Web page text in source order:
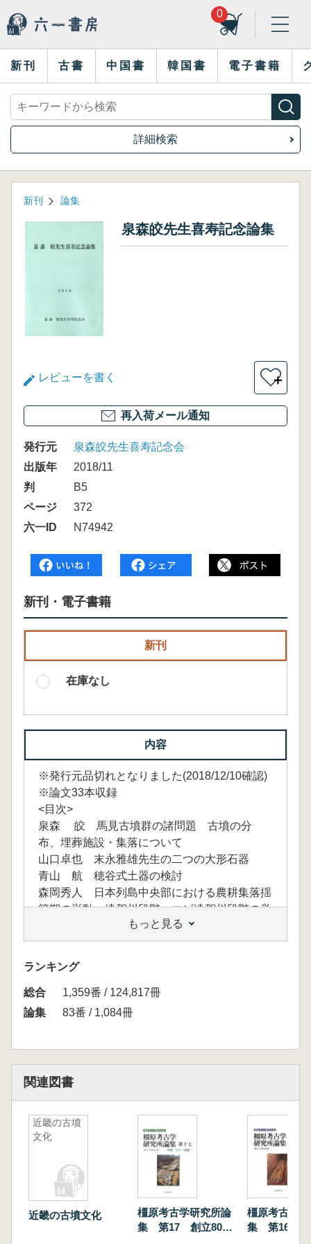
0
新刊 古書 中国書 韓国書 電子書籍
詳細検索
新刊 論集
泉森皎先生喜寿記念論集
レビューを書く ＋
再入荷メール通知
発行元
泉森皎先生喜寿記念会
出版年
2018/11
判
B5
ページ
372
六一ID
N74942
新刊・電子書籍
新刊
在庫なし
内容
※発行元品切れとなりました(2018/12/10確認)
※論文33本収録
<目次>
泉森 皎 馬見古墳群の諸問題 古墳の分
布、埋葬施設・集落について
山口卓也 末永雅雄先生の二つの大形石器
青山 航 穂谷式土器の検討
森岡秀人 日本列島中央部における農耕集落揺
籃期の挙動 遠賀川段階・エビ遠賀川段階の覚
野島 稔 雁屋遺跡から見た方形周溝墓の葬送
儀礼
北井利幸 弥生時代青銅器鋳造技術の一事例
和歌山県田辺市後口谷銅鐸にみる鋳掛け
朝井琢也 弥生時代中期の金山産サヌカイトの
熊井亮介 前方後方墳の再検討
森村健一 邪馬台国大和三輪論 古墳時代萌芽
米川仁一 古墳時代前期の方形区画施設におけ
る「祭祀空間」について
岡林孝作 関東地方の漆塗木棺 埼玉県八幡山
古墳木棺を中心に
田中晋作 古市古墳群高塚山古墳の調査につい
て
白神典之 仁徳天皇陵古墳の築造時期に関する
もっと見る
ランキング
総合
1,359番 / 124,817冊
論集
83番 / 1,084冊
関連図書
近畿の古墳
文化
近畿の古墳文化
橿原考古学研究所論
集 第17 創立80周
橿原考古学
集 第16